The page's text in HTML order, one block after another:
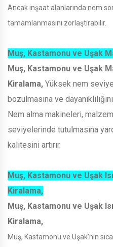
Ancak inşaat alanlarında nem
tamamlanmasını zorlaştırabilir.
Muş, Kastamonu ve Uşak
Muş, Kastamonu ve Uşak
Kiralama, Yüksek nem
bozulmasına ve
Nem alma makineleri,
seviyelerinde tutulmasına
kalitesini artırır.
Muş, Kastamonu ve Uşak
Kiralama,
Muş, Kastamonu ve Uşak
Kiralama,
Muş, Kastamonu ve Uşak'nın